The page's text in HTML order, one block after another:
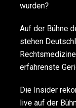
wurden?
Auf der Bühne
stehen
erfahrenste
Die Insider
live auf der